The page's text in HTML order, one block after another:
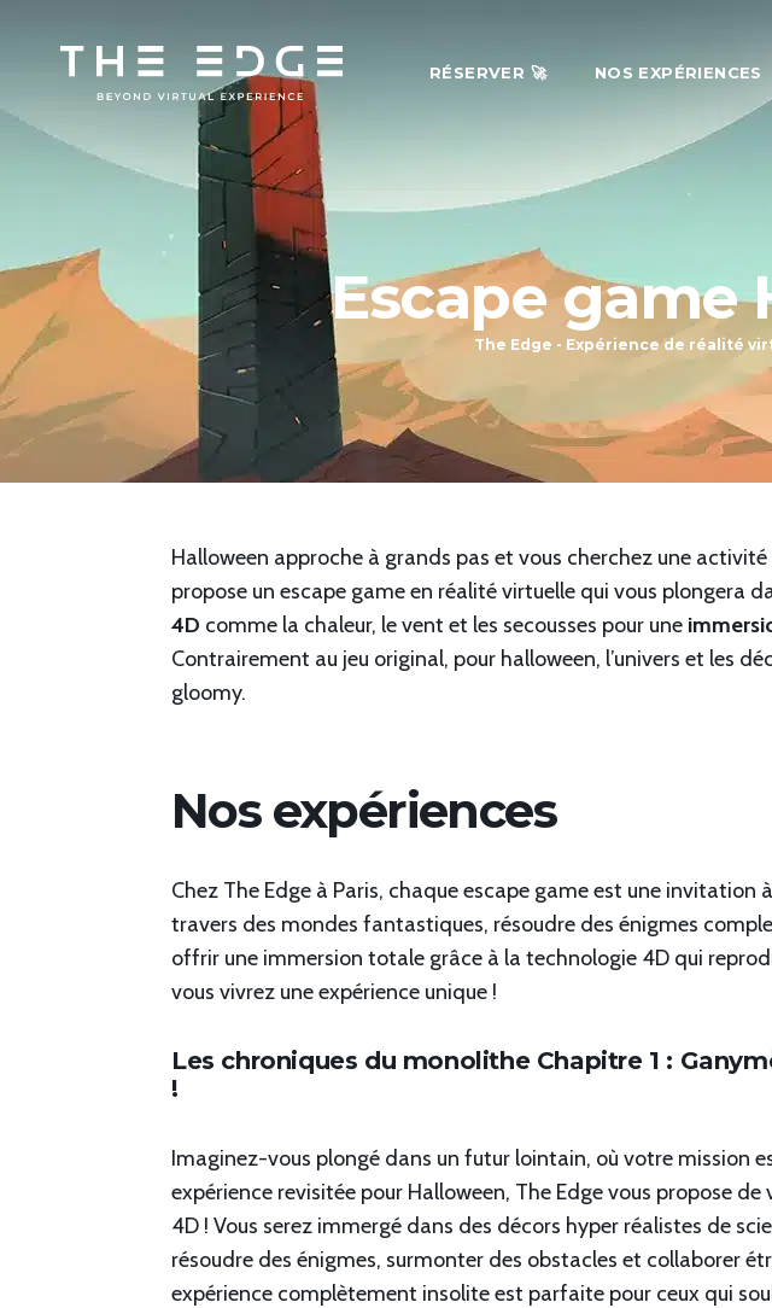
RÉSERVER 🚀 NOS EXPÉRIENCES
Escape game
The Edge - Expérience de réalité
Halloween approche à grands pas et vous cherchez une
propose un escape game en réalité virtuelle qui vous plongera
4D comme la chaleur, le vent et les secousses pour une
Contrairement au jeu original, pour halloween, l’univers et les
gloomy.
Nos expériences
Chez The Edge à Paris, chaque escape game est une
travers des mondes fantastiques, résoudre des énigmes
offrir une immersion totale grâce à la technologie 4D qui
vous vivrez une expérience unique !
Les chroniques du monolithe Chapitre 1 :
!
Imaginez-vous plongé dans un futur lointain, où votre mission
expérience revisitée pour Halloween, The Edge vous propose
4D ! Vous serez immergé dans des décors hyper réalistes de
résoudre des énigmes, surmonter des obstacles et collaborer
expérience complètement insolite est parfaite pour ceux qui